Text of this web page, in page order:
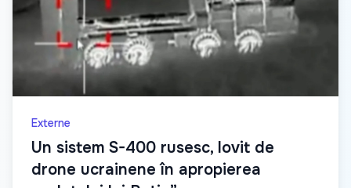
Externe
Un sistem S-400 rusesc, lovit de
drone ucrainene în apropierea